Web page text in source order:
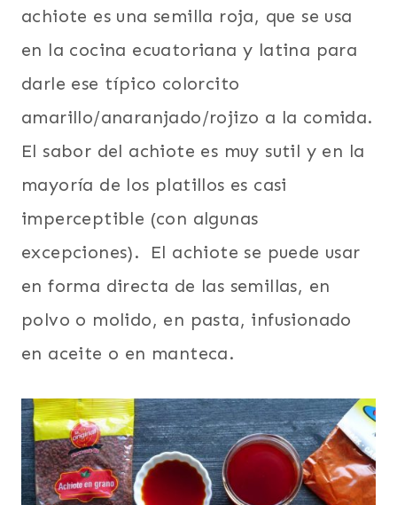
achiote es una semilla roja, que se usa
en la cocina ecuatoriana y latina para
darle ese típico colorcito
amarillo/anaranjado/rojizo a la comida.
El sabor del achiote es muy sutil y en la
mayoría de los platillos es casi
imperceptible (con algunas
excepciones). El achiote se puede usar
en forma directa de las semillas, en
polvo o molido, en pasta, infusionado
en aceite o en manteca.